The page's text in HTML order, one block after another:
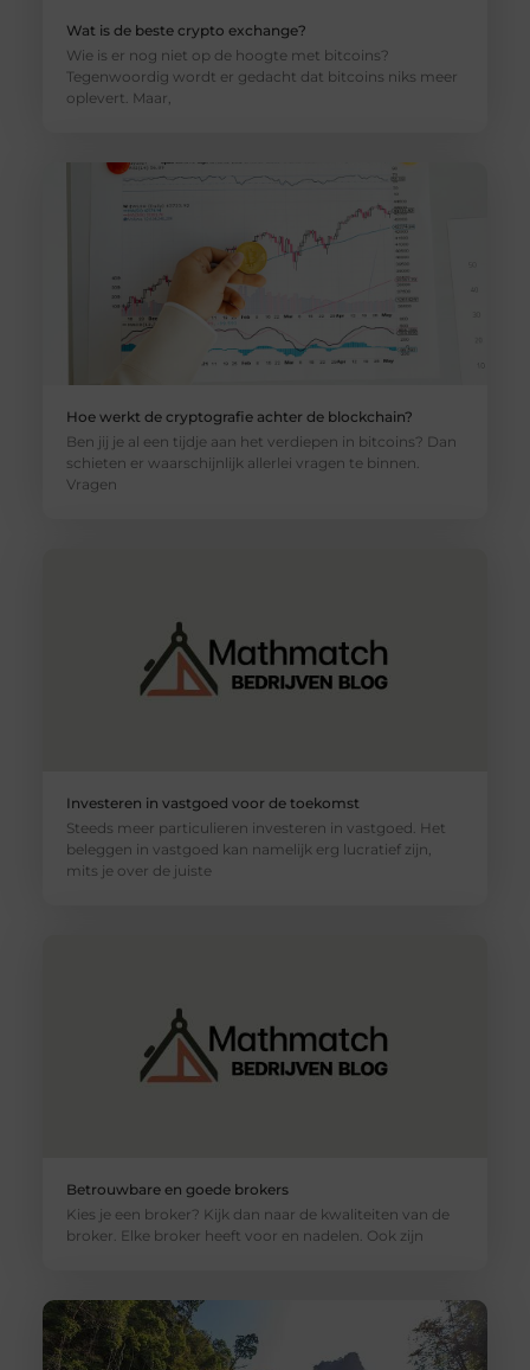
Wat is de beste crypto exchange?
Wie is er nog niet op de hoogte met bitcoins?
Tegenwoordig wordt er gedacht dat bitcoins niks meer
oplevert. Maar,
Hoe werkt de cryptografie achter de blockchain?
Ben jij je al een tijdje aan het verdiepen in bitcoins? Dan
schieten er waarschijnlijk allerlei vragen te binnen.
Vragen
Investeren in vastgoed voor de toekomst
Steeds meer particulieren investeren in vastgoed. Het
beleggen in vastgoed kan namelijk erg lucratief zijn,
mits je over de juiste
Betrouwbare en goede brokers
Kies je een broker? Kijk dan naar de kwaliteiten van de
broker. Elke broker heeft voor en nadelen. Ook zijn